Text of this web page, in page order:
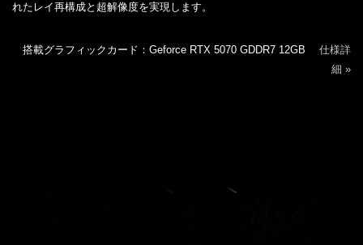
れたレイ再構成と超解像度を実現します。
搭載グラフィックカード：Geforce RTX 5070 GDDR7 12GB 仕様詳
細 »